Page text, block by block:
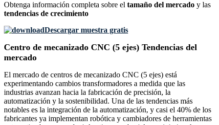
Obtenga información completa sobre el tamaño del mercado y las
tendencias de crecimiento
Descargar muestra gratis
Centro de mecanizado CNC (5 ejes) Tendencias del
mercado
El mercado de centros de mecanizado CNC (5 ejes) está
experimentando cambios transformadores a medida que las
industrias avanzan hacia la fabricación de precisión, la
automatización y la sostenibilidad. Una de las tendencias más
notables es la integración de la automatización, y casi el 40% de los
fabricantes ya implementan robótica y cambiadores de herramientas